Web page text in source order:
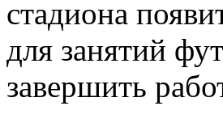
стадиона
для занятий
завершить